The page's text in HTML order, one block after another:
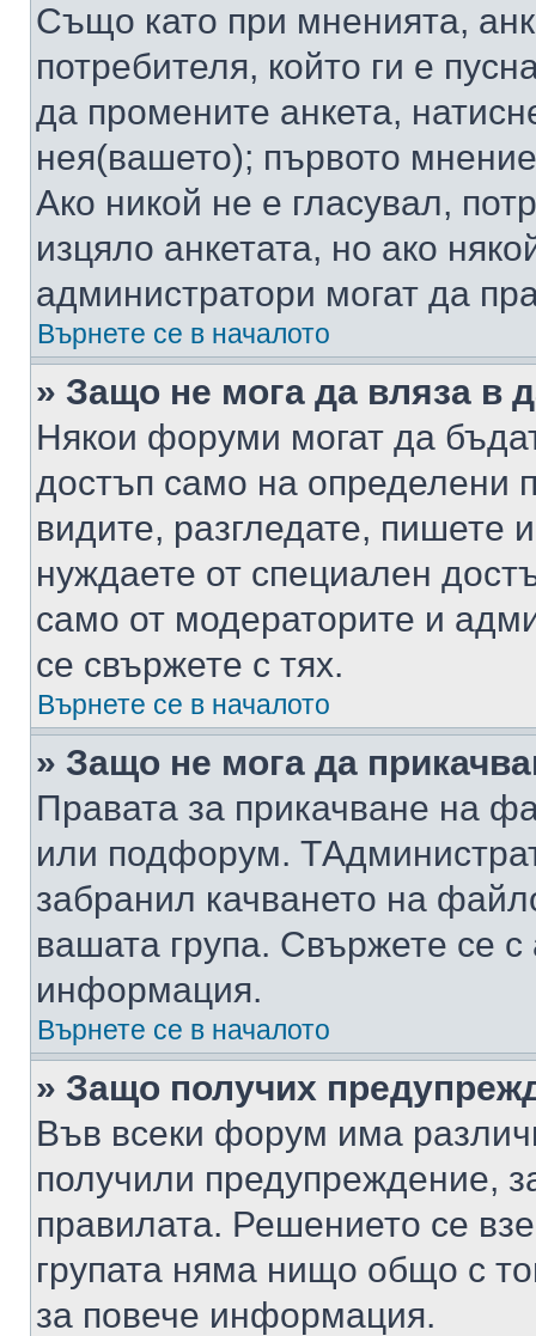
Също като при мненията,
потребителя, който ги е
да промените анкета,
нея(вашето); първото
Ако никой не е гласувал,
изцяло анкетата, но ако
администратори могат да
Върнете се в началото
» Защо не мога да вляза в
Някои форуми могат да
достъп само на определени
видите, разгледате, пишете
нуждаете от специален
само от модераторите и
се свържете с тях.
Върнете се в началото
» Защо не мога да
Правата за прикачване на
или подфорум.
забранил качването на
вашата група. Свържете се
информация.
Върнете се в началото
» Защо получих
Във всеки форум има
получили предупреждение,
правилата. Решението се
групата няма нищо общо с
за повече информация.